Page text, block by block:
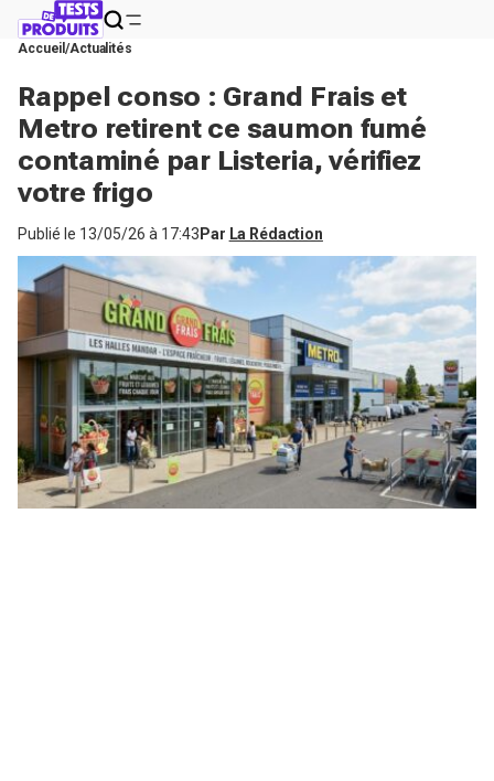
Accueil Actualités
Rappel conso : Grand Frais et
Metro retirent ce saumon fumé
contaminé par Listeria, vérifiez
votre frigo
Publié le 13/05/26 à 17:43 Par La Rédaction